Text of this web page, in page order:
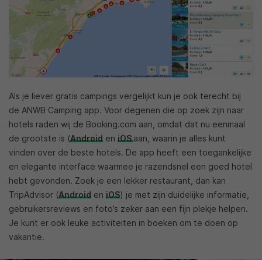
Als je liever gratis campings vergelijkt kun je ook terecht bij
de ANWB Camping app. Voor degenen die op zoek zijn naar
hotels raden wij de Booking.com aan, omdat dat nu eenmaal
de grootste is (Android en iOSaan, waarin je alles kunt
vinden over de beste hotels. De app heeft een toegankelijke
en elegante interface waarmee je razendsnel een goed hotel
hebt gevonden. Zoek je een lekker restaurant, dan kan
TripAdvisor (Android en iOS) je met zijn duidelijke informatie,
gebruikersreviews en foto’s zeker aan een fijn plekje helpen.
Je kunt er ook leuke activiteiten in boeken om te doen op
vakantie.